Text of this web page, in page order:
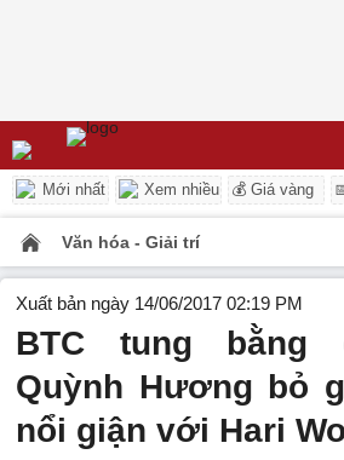
Mới nhất Xem nhiều 💰 Giá vàng
Văn hóa - Giải trí
Xuất bản ngày 14/06/2017 02:19 PM
BTC tung bằng
Quỳnh Hương bỏ
nổi giận với Hari